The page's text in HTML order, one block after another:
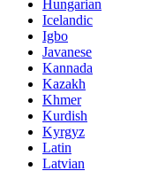
Hungarian
Icelandic
Igbo
Javanese
Kannada
Kazakh
Khmer
Kurdish
Kyrgyz
Latin
Latvian